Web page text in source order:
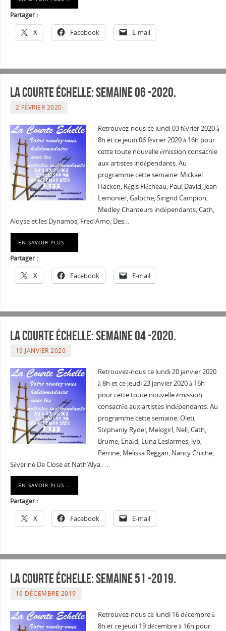
Partager :
X Facebook E-mail
La courte échelle: semaine 06 -2020.
2 FÉVRIER 2020
Retrouvez-nous ce lundi 03 février 2020 à
8h et ce jeudi 06 février 2020 à 16h pour
cette toute nouvelle émission consacrée
aux artistes indépendants. Au
programme cette semaine: Mickael
Hacken, Régis Flécheau, Paul David, Jean
Lemonier, Galoche, Singrid Campion,
Medley Chanteurs indépendants, Cath,
Aloyse et les Dynamos, Fred Arno, Des…
EN SAVOIR PLUS …
Partager :
X Facebook E-mail
La courte échelle: semaine 04 -2020.
19 JANVIER 2020
Retrouvez-nous ce lundi 20 janvier 2020
à 8h et ce jeudi 23 janvier 2020 à 16h
pour cette toute nouvelle émission
consacrée aux artistes indépendants. Au
programme cette semaine: Oleti,
Stéphaniy Rydel, Melogirl, Nell, Cath,
Brume, Enaïd, Luna Leslarmes, lyb,
Perrine, Melissa Reggan, Nancy Chiche,
Séverine De Close et Nath’Alya. …
EN SAVOIR PLUS …
Partager :
X Facebook E-mail
La courte échelle: semaine 51 -2019.
16 DÉCEMBRE 2019
Retrouvez-nous ce lundi 16 décembre à
8h et ce jeudi 19 décembre à 16h pour